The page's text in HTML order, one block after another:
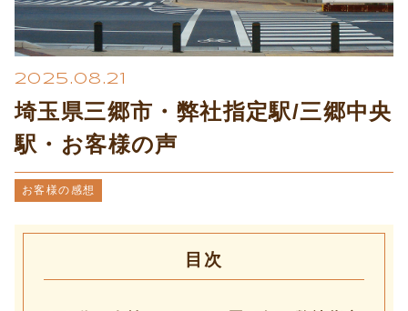
2025.08.21
埼玉県三郷市・弊社指定駅/三郷中央
駅・お客様の声
お客様の感想
目次